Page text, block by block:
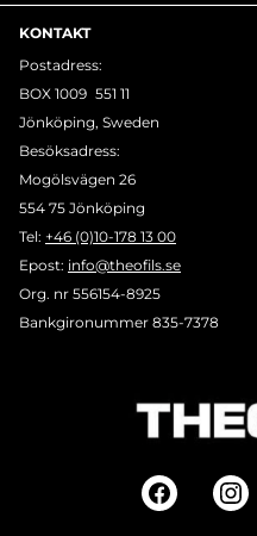
KONTAKT
Postadress:
BOX 1009 551 11
Jönköping, Sweden
Besöksadress:
Mogölsvägen 26
554 75 Jönköping
Tel: +46 (0)10-178 13 00
Epost: info@theofils.se
Org. nr 556154-8925
Bankgironummer 835-7378